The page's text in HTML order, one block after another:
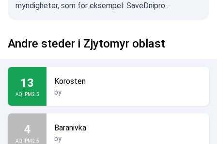
myndigheter, som for eksempel: SaveDnipro .
Andre steder i Zjytomyr oblast
13
AQI PM2.5
Korosten
by
4
AQI PM2.5
Baranivka
by